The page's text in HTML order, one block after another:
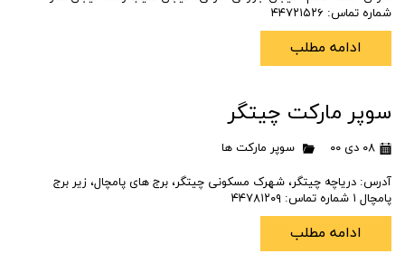
شماره تماس: ۴۴۷۲۱۵۲۶
ادامه مطلب
سوپر مارکت چیتگر
۰۸ دی ۰۰ سوپر مارکت ها
آدرس: دریاچه چیتگر، شهرک مسکونی چیتگر، برج های پامچال، زیر برج
پامچال ۱ شماره تماس: ۴۴۷۸۱۲۰۹
ادامه مطلب